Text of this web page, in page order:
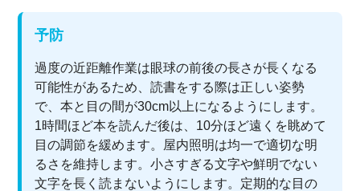
予防
過度の近距離作業は眼球の前後の長さが長くなる
可能性があるため、読書をする際は正しい姿勢
で、本と目の間が30cm以上になるようにします。
1時間ほど本を読んだ後は、10分ほど遠くを眺めて
目の調節を緩めます。屋内照明は均一で適切な明
るさを維持します。小さすぎる文字や鮮明でない
文字を長く読まないようにします。定期的な目の